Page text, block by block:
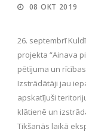
08 OKT 2019
26. septembrī
projekta “Ainava
pētījuma un
Izstrādātāji jau
apskatījuši
klātienē un
Tikšanās laikā